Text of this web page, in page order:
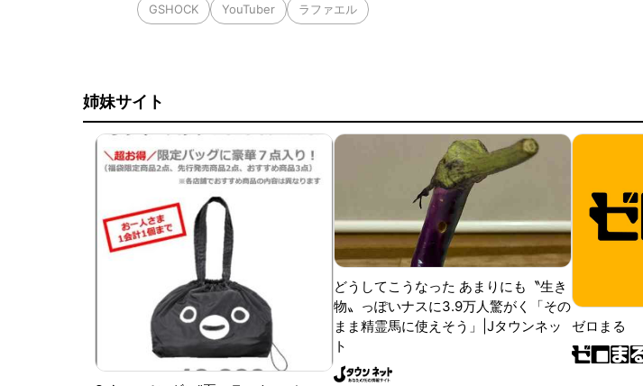
GSHOCK YouTuber ラファエル
姉妹サイト
どうしてこうなった あまりにも〝生き
物〟っぽいナスに3.9万人驚がく「その
まま精霊馬に使えそう」|Jタウンネッ
ト
ゼロまる